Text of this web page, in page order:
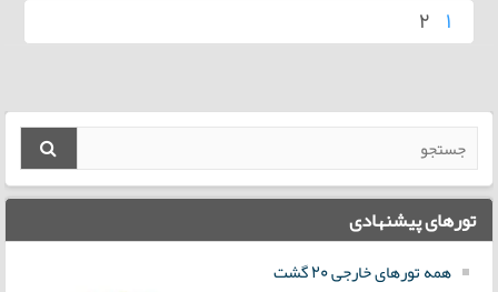
1
2
تورهای پیشنهادی
همه تورهای خارجی 20 گشت